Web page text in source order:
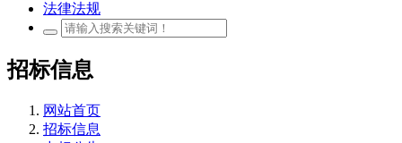
法律法规
招标信息
网站首页
招标信息